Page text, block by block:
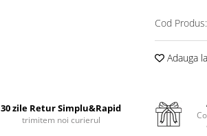
Cod Produs:
Adauga
30 zile Retur Simplu&Rapid
trimitem noi curierul